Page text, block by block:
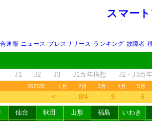
スマー
速報 ニュース プレスリリース ランキング 故障者
J1 J2 J3 J1百年構想 J2・J3百
2026年 1月 2月 3月 4月 5月
＜ 8/4 5 6
仙台 秋田 山形 福島
いわき